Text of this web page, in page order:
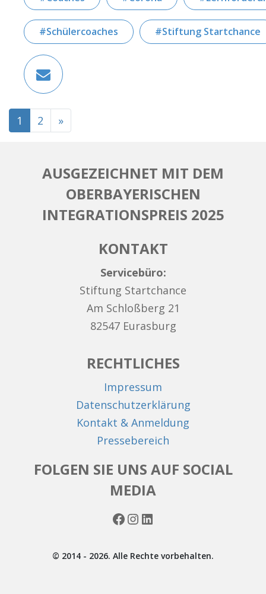
Schülercoaches Stiftung Startchance
BEITRAGSNAVIGATION
1 2 »
AUSGEZEICHNET MIT DEM
OBERBAYERISCHEN
INTEGRATIONSPREIS 2025
KONTAKT
Servicebüro:
Stiftung Startchance
Am Schloßberg 21
82547 Eurasburg
RECHTLICHES
Impressum
Datenschutzerklärung
Kontakt & Anmeldung
Pressebereich
FOLGEN SIE UNS AUF SOCIAL
MEDIA
Facebook
Instagram
LinkedIn
© 2014 - 2026. Alle Rechte vorbehalten.